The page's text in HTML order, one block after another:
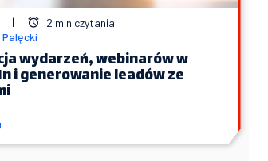
| 2 min czytania
wydarzeń, webinarów w
i generowanie leadów ze